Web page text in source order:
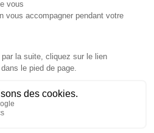
nos inspirations, nouveautés